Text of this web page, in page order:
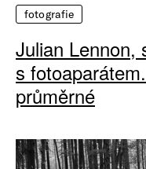
fotografie
Julian Lennon,
s
průměrné